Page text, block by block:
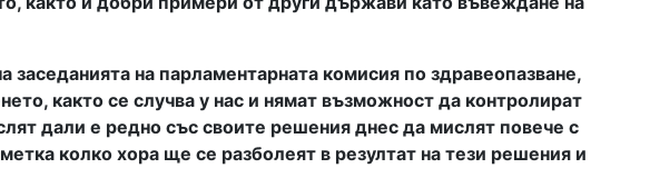
на парламентарната комисия по здравеопазване,
както се случва у нас и нямат възможност да контролират
дали е редно със своите решения днес да мислят повече с
колко хора ще се разболеят в резултат на тези решения и